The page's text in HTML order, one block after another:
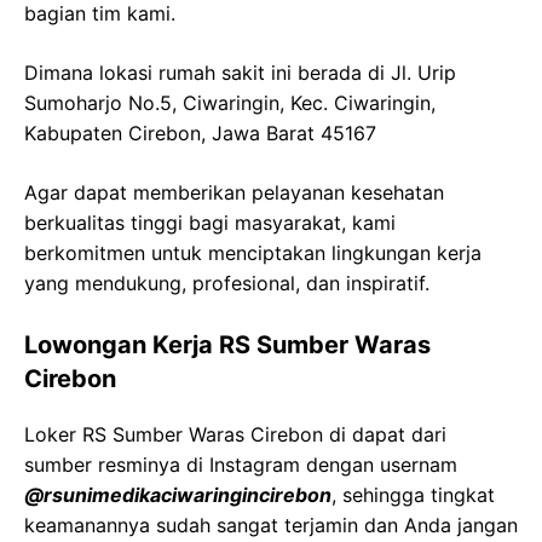
bagian tim kami.
Dimana lokasi rumah sakit ini berada di Jl. Urip
Sumoharjo No.5, Ciwaringin, Kec. Ciwaringin,
Kabupaten Cirebon, Jawa Barat 45167
Agar dapat memberikan pelayanan kesehatan
berkualitas tinggi bagi masyarakat, kami
berkomitmen untuk menciptakan lingkungan kerja
yang mendukung, profesional, dan inspiratif.
Lowongan Kerja RS Sumber Waras
Cirebon
Loker RS Sumber Waras Cirebon di dapat dari
sumber resminya di Instagram dengan usernam
@rsunimedikaciwaringincirebon, sehingga tingkat
keamanannya sudah sangat terjamin dan Anda jangan